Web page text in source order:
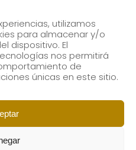
utilizamos
para almacenar y/o
dispositivo. El
nos permitirá
de
únicas en este sitio.
to receive our news by